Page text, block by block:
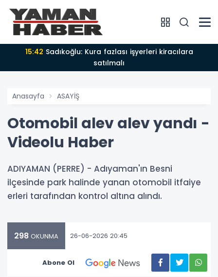
15:42
satılmalı
Anasayfa ASAYİŞ
Otomobil alev alev yandı -
Videolu Haber
ADIYAMAN (PERRE) - Adıyaman'ın Besni
ilçesinde park halinde yanan otomobil itfaiye
erleri tarafından kontrol altına alındı.
298 OKUNMA 26-06-2026 20:45
Abone Ol